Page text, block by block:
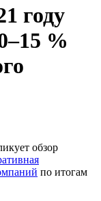
году
%
обзор
по итогам